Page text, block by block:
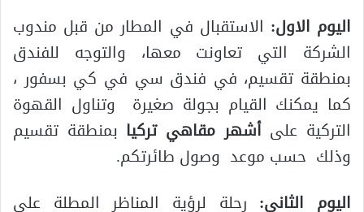
اليوم الاول: الاستقبال في المطار من قبل مندوب
الشركة التي تعاونت معها، والتوجه للفندق
بمنطقة تقسيم، في فندق سي في كي بسفور ،
كما يمكنك القيام بجولة صغيرة وتناول القهوة
التركية علىأشهر مقاهي تركيا بمنطقة تقسيم
وذلك حسب موعد وصول طائرتكم.
اليوم الثاني: رحلة لرؤية المناظر المطلة على